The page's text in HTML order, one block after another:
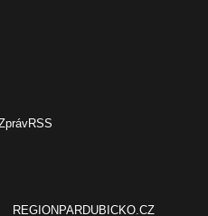
RSS
REGIONPARDUBICKO.CZ